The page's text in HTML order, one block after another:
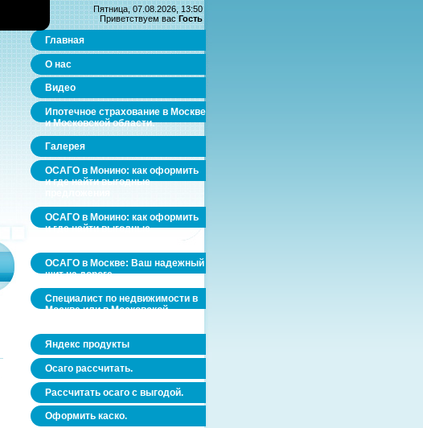
Пятница, 07.08.2026, 13:50
Приветствуем вас Гость
Главная
О нас
Видео
Ипотечное страхование в Москве
и Московской области.
Галерея
ОСАГО в Монино: как оформить
и где найти выгодные
ОСАГО в Монино: как оформить
и где найти выгодные
ОСАГО в Москве: Ваш надежный
щит на дороге
Специалист по недвижимости в
Москве или в Московской
Яндекс продукты
Осаго рассчитать.
Рассчитать осаго с выгодой.
Оформить каско.